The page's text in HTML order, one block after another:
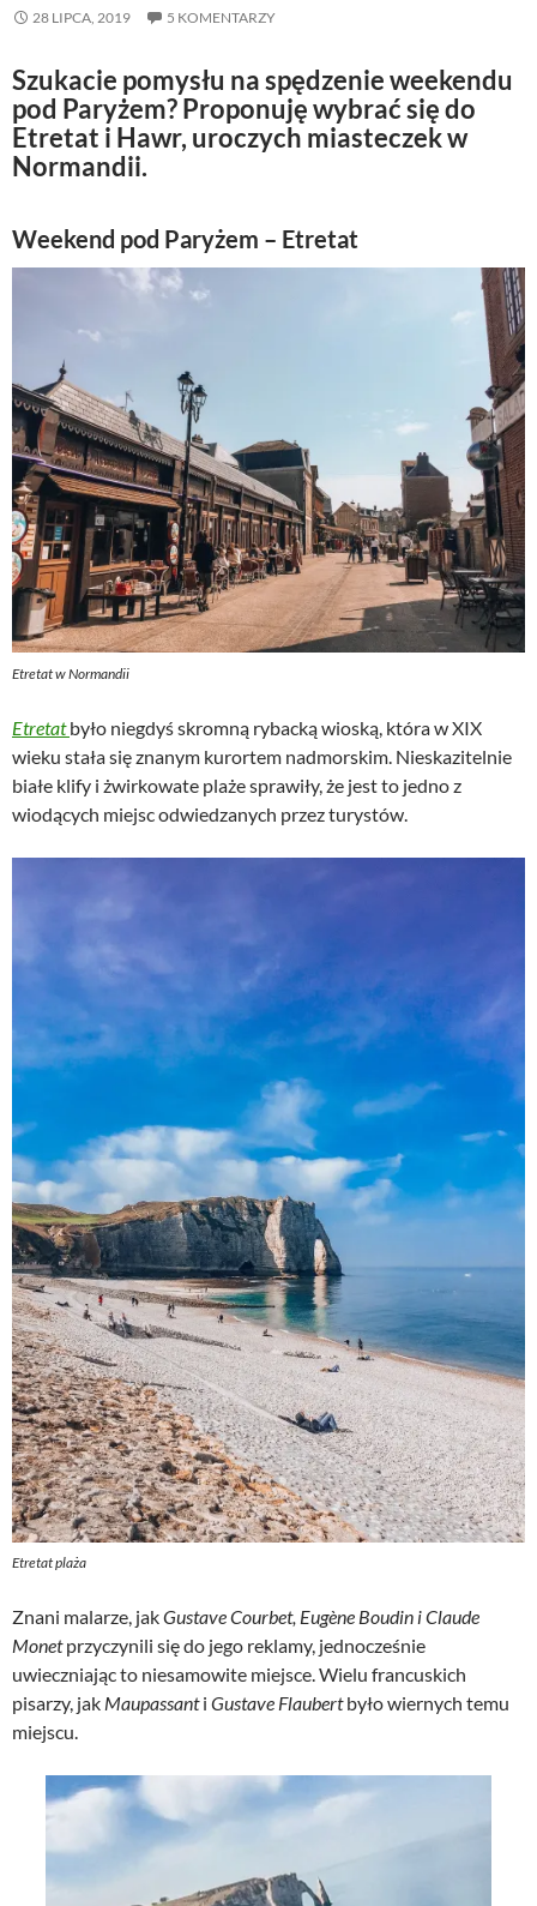
28 LIPCA, 2019 5 KOMENTARZY
Szukacie pomysłu na spędzenie weekendu
pod Paryżem? Proponuję wybrać się do
Etretat i Hawr, uroczych miasteczek w
Normandii.
Weekend pod Paryżem – Etretat
Etretat w Normandii
Etretatbyło niegdyś skromną rybacką wioską, która w XIX
wieku stała się znanym kurortem nadmorskim. Nieskazitelnie
białe klify i żwirkowate plaże sprawiły, że jest to jedno z
wiodących miejsc odwiedzanych przez turystów.
Etretat plaża
Znani malarze, jakGustave Courbet, Eugène Boudin i Claude
Monetprzyczynili się do jego reklamy, jednocześnie
uwieczniając to niesamowite miejsce. Wielu francuskich
pisarzy, jak Maupassanti Gustave Flaubertbyło wiernych temu
miejscu.